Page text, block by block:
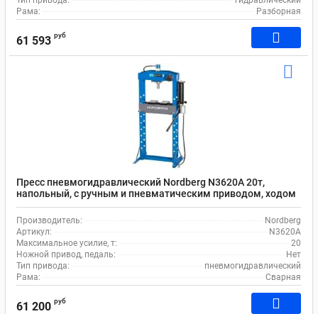
Рама:
Разборная
61 593 руб
Пресс пневмогидравлический Nordberg N3620A 20т,
напольный, с ручным и пневматическим приводом, ходом
штока 190 мм, подвижным цилиндром
Производитель:
Nordberg
Артикул:
N3620A
Максимальное усилие, т:
20
Ножной привод, педаль:
Нет
Тип привода:
пневмогидравлический
Рама:
Сварная
61 200 руб